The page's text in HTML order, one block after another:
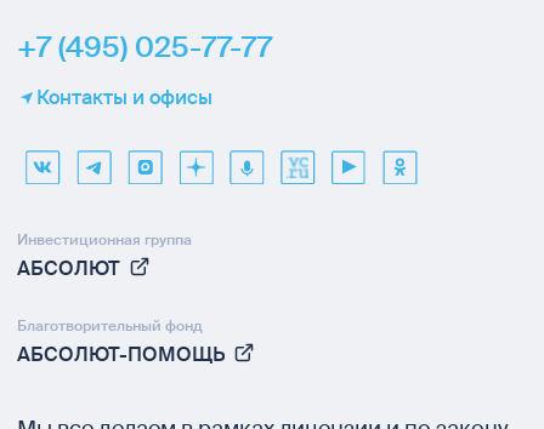
+7 (495) 025-77-77
Контакты и офисы
Инвестиционная группа
АБСОЛЮТ
Благотворительный фонд
АБСОЛЮТ-ПОМОЩЬ